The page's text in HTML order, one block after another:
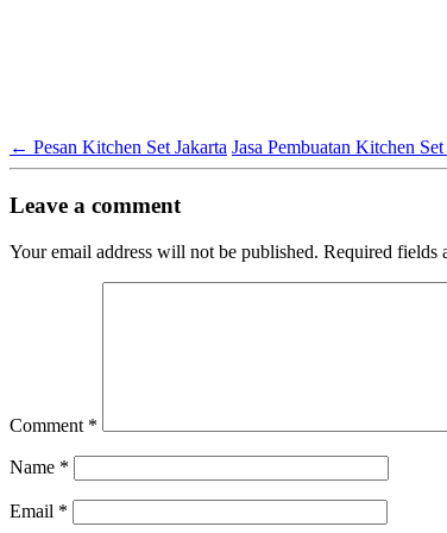
← Pesan Kitchen Set Jakarta Jasa Pembuatan Kitchen Set
Leave a comment
Your email address will not be published. Required fields
Comment *
Name *
Email *